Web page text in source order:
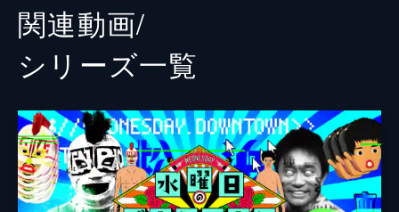
言う権利ない説▼寿司サビあり子供いる？
56分
2018/10/31放送 #153 モンスターハウス
#2 ほか
太郎らが雑居ビルのすきまに挑む▼恋愛リア
リティ企画「モンスターハウス」クロちゃん
二股愛の行方は？
45分
2018/11/14放送 #154 モンスターハウス
関連動画/
シリーズ⼀覧